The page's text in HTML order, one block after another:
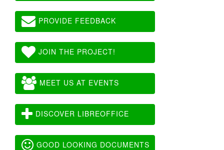
PROVIDE FEEDBACK
JOIN THE PROJECT!
MEET US AT EVENTS
DISCOVER LIBREOFFICE
GOOD LOOKING DOCUMENTS